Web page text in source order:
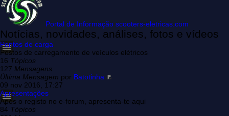
Portal de Informação scooters-eletricas.com
Notícias, novidades, análises, fotos e vídeos
Pontos de carga
Postos de carregamento de veículos elétricos
16 Tópicos
127 Mensagens
Última Mensagem por Batotinha
09 nov 2016, 17:27
Apresentações
Após o registo no e-forum, apresenta-te aqui
84 Tópicos